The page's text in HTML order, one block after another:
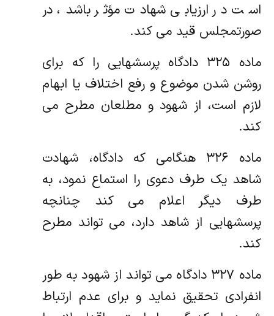
است در ارزیابی شهادت مؤثر باشد، در
صورتمجلس قید می کند.
ماده ۳۲۵ دادگاه پرسشهایی را که برای
روشن شدن موضوع و رفع اختلاف یا ابهام
لازم است، از شهود و مطلعان مطرح می
کند.
ماده ۳۲۶ هنگامی که دادگاه، شهادت
شاهد یک طرف دعوی را استماع نمود، به
طرف دیگر اعلام می کند چنانچه
پرسشهایی از شاهد دارد، می تواند مطرح
کند.
ماده ۳۲۷ دادگاه می تواند از شهود به طور
انفرادی تحقیق نماید و برای عدم ارتباط